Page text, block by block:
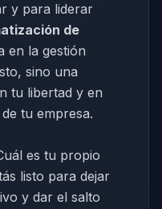
y para liderar
de
en la gestión
sino una
tu libertad y en
tu empresa.
es tu propio
listo para dejar
y dar el salto